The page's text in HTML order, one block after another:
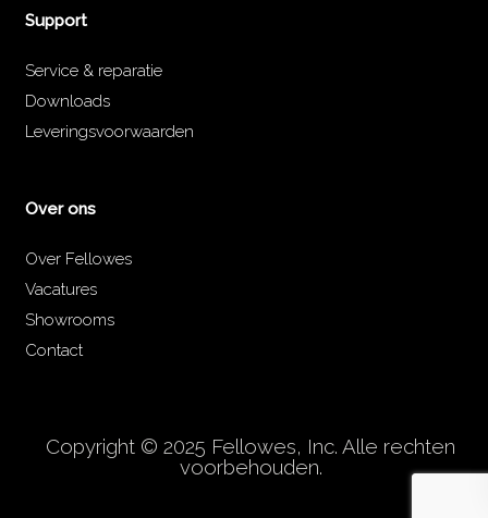
Support
Service & reparatie
Downloads
Leveringsvoorwaarden
Over ons
Over Fellowes
Vacatures
Showrooms
Contact
Copyright © 2025 Fellowes, Inc. Alle rechten
voorbehouden.